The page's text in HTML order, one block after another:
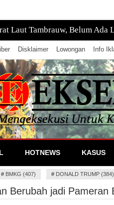
Laut Tambrauw, Belum Ada
Disklaimer Lowongan Info
Informasi
HOTNEWS KASUS
# BMKG (407) # DONALD TRUMP (384)
Berubah jadi Pameran